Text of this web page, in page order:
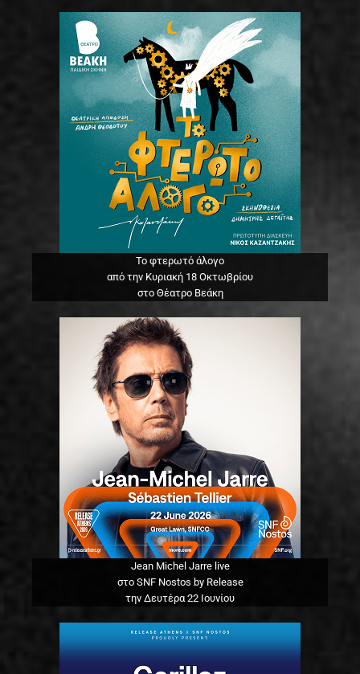
Το φτερωτό άλογο
από την Κυριακή 18 Οκτωβρίου
στο Θέατρο Βεάκη
Jean Michel Jarre live
στο SNF Nostos by Release
την Δευτέρα 22 Ιουνίου